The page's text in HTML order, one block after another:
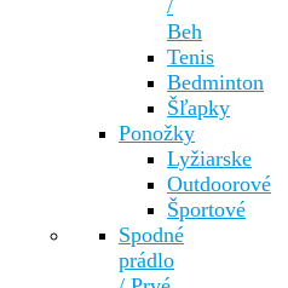
/
Beh
Tenis
Bedminton
Šľapky
Ponožky
Lyžiarske
Outdoorové
Športové
Spodné
prádlo